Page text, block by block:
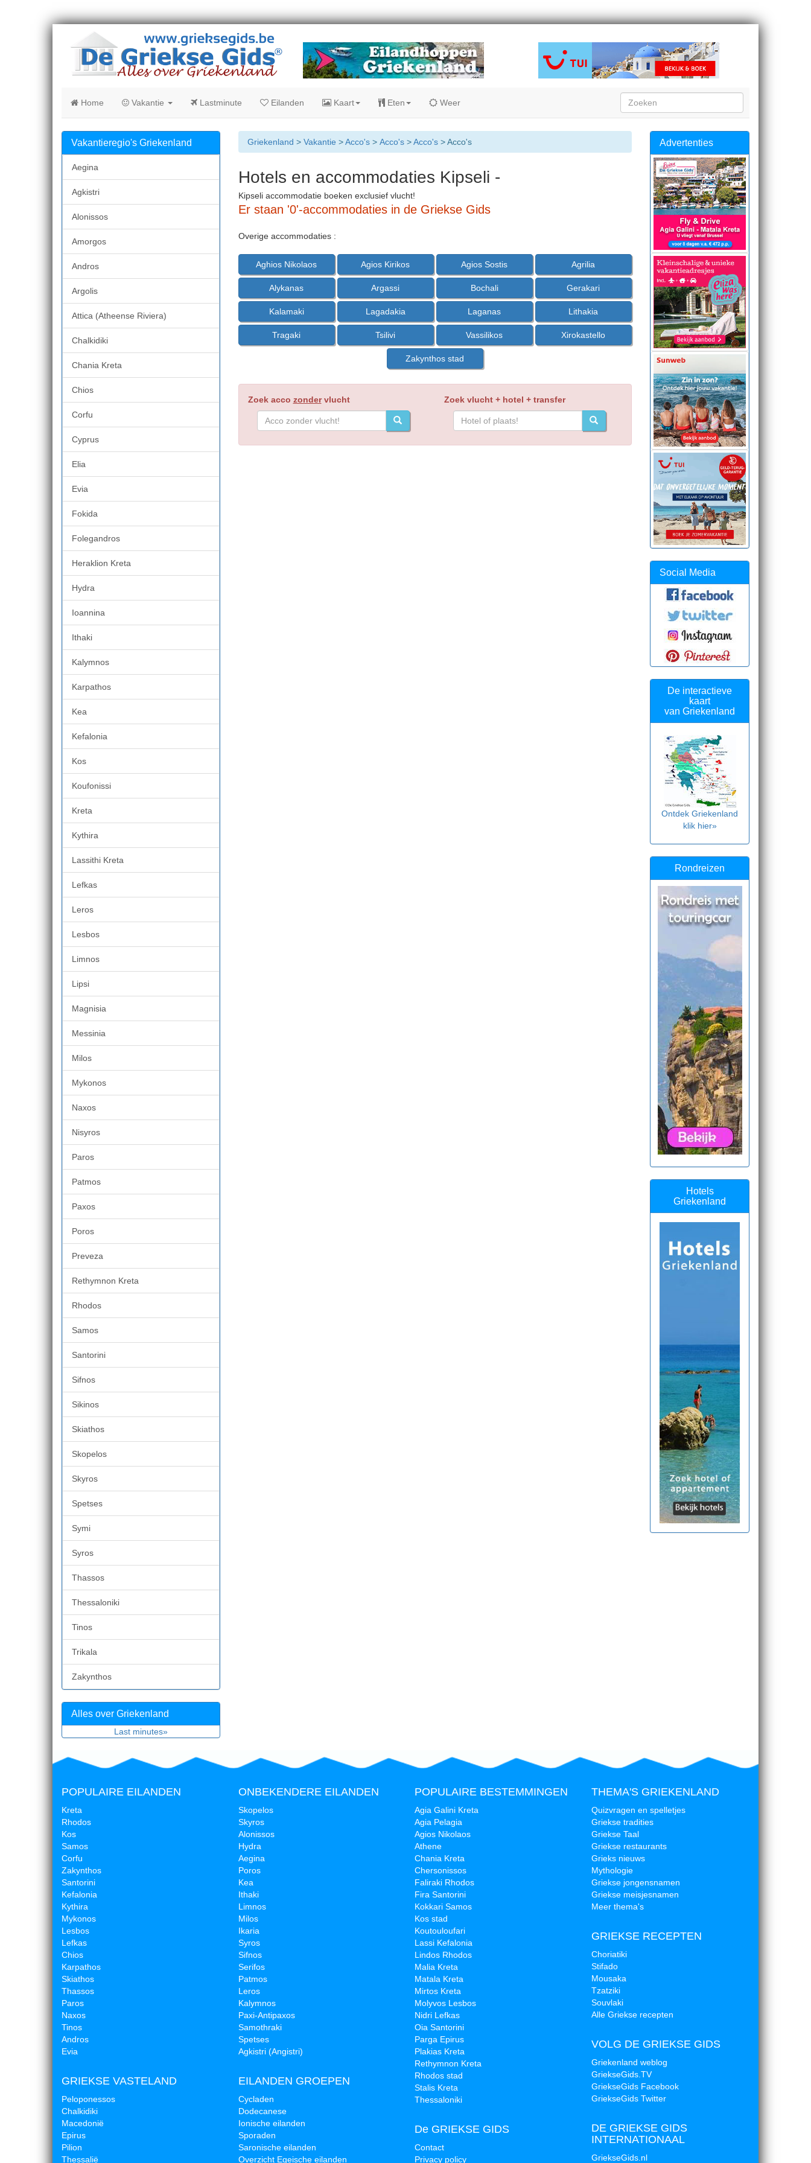
Home Vakantie Lastminute Eilanden Kaart Eten Weer
Griekenland > Vakantie >Acco's>Acco's >Acco's > Acco's
Hotels en accommodaties Kipseli -
Kipseli accommodatie boeken exclusief vlucht!
Er staan '0'-accommodaties in de Griekse Gids
Overige accommodaties :
Aghios Nikolaos Agios Kirikos Agios Sostis Agrilia
Alykanas Argassi Bochali Gerakari
Kalamaki Lagadakia Laganas Lithakia
Tragaki Tsilivi Vassilikos Xirokastello
Zakynthos stad
Zoek acco zondervlucht Zoek vlucht + hotel + transfer
Vakantieregio's Griekenland
Aegina
Agkistri
Alonissos
Amorgos
Andros
Argolis
Attica (Atheense Riviera)
Chalkidiki
Chania Kreta
Chios
Corfu
Cyprus
Elia
Evia
Fokida
Folegandros
Heraklion Kreta
Hydra
Ioannina
Ithaki
Kalymnos
Karpathos
Kea
Kefalonia
Kos
Koufonissi
Kreta
Kythira
Lassithi Kreta
Lefkas
Leros
Lesbos
Limnos
Lipsi
Magnisia
Messinia
Milos
Mykonos
Naxos
Nisyros
Paros
Patmos
Paxos
Poros
Preveza
Rethymnon Kreta
Rhodos
Samos
Santorini
Sifnos
Sikinos
Skiathos
Skopelos
Skyros
Spetses
Symi
Syros
Thassos
Thessaloniki
Tinos
Trikala
Zakynthos
Alles over Griekenland
Last minutes»
Advertenties
Social Media
De interactieve
kaart
van Griekenland
Ontdek Griekenland
klik hier»
Rondreizen
Hotels
Griekenland
POPULAIRE EILANDEN
Kreta
Rhodos
Kos
Samos
Corfu
Zakynthos
Santorini
Kefalonia
Kythira
Mykonos
Lesbos
Lefkas
Chios
Karpathos
Skiathos
Thassos
Paros
Naxos
Tinos
Andros
Evia
GRIEKSE VASTELAND
Peloponessos
Chalkidiki
Macedonië
Epirus
Pilion
Thessalië
ONBEKENDERE EILANDEN
Skopelos
Skyros
Alonissos
Hydra
Aegina
Poros
Kea
Ithaki
Limnos
Milos
Ikaria
Syros
Sifnos
Serifos
Patmos
Leros
Kalymnos
Paxi-Antipaxos
Samothraki
Spetses
Agkistri (Angistri)
EILANDEN GROEPEN
Cycladen
Dodecanese
Ionische eilanden
Sporaden
Saronische eilanden
Overzicht Egeische eilanden
POPULAIRE BESTEMMINGEN
Agia Galini Kreta
Agia Pelagia
Agios Nikolaos
Athene
Chania Kreta
Chersonissos
Faliraki Rhodos
Fira Santorini
Kokkari Samos
Kos stad
Koutouloufari
Lassi Kefalonia
Lindos Rhodos
Malia Kreta
Matala Kreta
Mirtos Kreta
Molyvos Lesbos
Nidri Lefkas
Oia Santorini
Parga Epirus
Plakias Kreta
Rethymnon Kreta
Rhodos stad
Stalis Kreta
Thessaloniki
De GRIEKSE GIDS
Contact
Privacy policy
THEMA'S GRIEKENLAND
Quizvragen en spelletjes
Griekse tradities
Griekse Taal
Griekse restaurants
Grieks nieuws
Mythologie
Griekse jongensnamen
Griekse meisjesnamen
Meer thema's
GRIEKSE RECEPTEN
Choriatiki
Stifado
Mousaka
Tzatziki
Souvlaki
Alle Griekse recepten
VOLG DE GRIEKSE GIDS
Griekenland weblog
GriekseGids.TV
GriekseGids Facebook
GriekseGids Twitter
DE GRIEKSE GIDS
INTERNATIONAAL
GriekseGids.nl